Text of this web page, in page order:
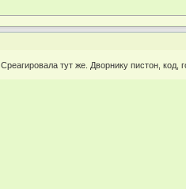
тут же. Дворнику пистон, код,